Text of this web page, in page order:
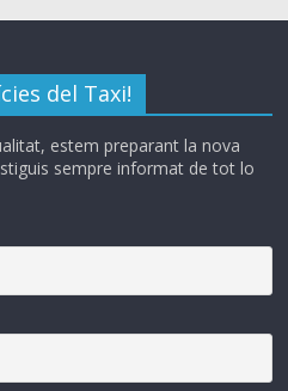
del Taxi!
estem preparant la nova
sempre informat de tot lo